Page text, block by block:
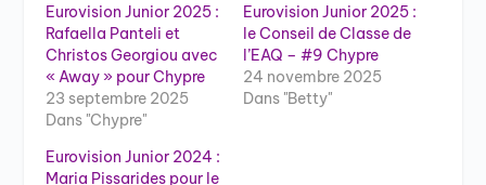
Eurovision Junior 2025 :
Rafaella Panteli et
Christos Georgiou avec
« Away » pour Chypre
23 septembre 2025
Dans "Chypre"
Eurovision Junior 2025 :
le Conseil de Classe de
l’EAQ – #9 Chypre
24 novembre 2025
Dans "Betty"
Eurovision Junior 2024 :
Maria Pissarides pour le